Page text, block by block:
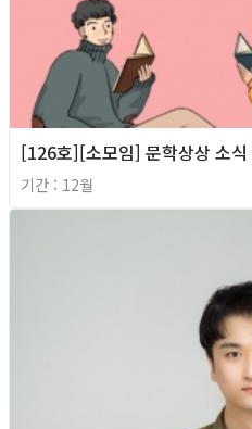
[126호][소모임] 문학상상 소
기간 : 12월